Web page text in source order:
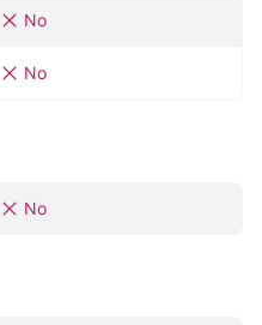
No
No
No